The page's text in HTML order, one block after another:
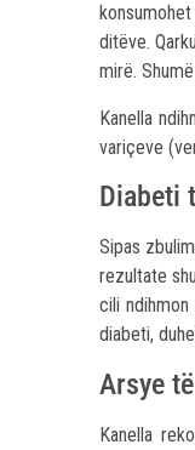
ditëve.
mirë.
Kanella
variçeve
Diabeti
Sipas
rezultate
cili
diabeti,
Arsye
Kanella